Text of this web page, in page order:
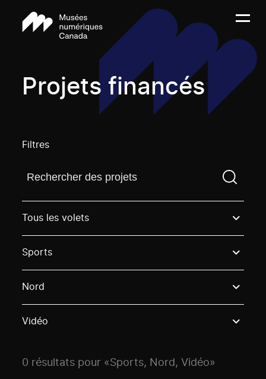
Projets financés
Filtres
Trouvez un projetVous devez saisir un terme de
Tous les volets
Sports
Nord
Vidéo
0 résultats pour «Sports, Nord, Vidéo»